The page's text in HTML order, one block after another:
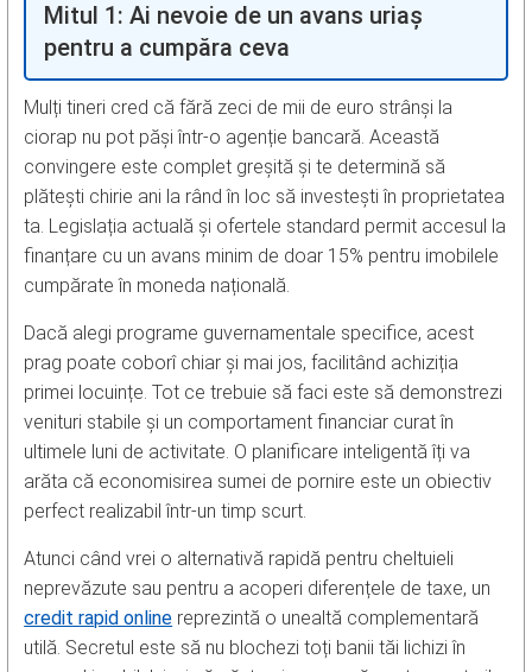
Mitul 1: Ai nevoie de un avans uriaș
pentru a cumpăra ceva
Mulți tineri cred că fără zeci de mii de euro strânși la
ciorap nu pot păși într-o agenție bancară. Această
convingere este complet greșită și te determină să
plătești chirie ani la rând în loc să investești în proprietatea
ta. Legislația actuală și ofertele standard permit accesul la
finanțare cu un avans minim de doar 15% pentru imobilele
cumpărate în moneda națională.
Dacă alegi programe guvernamentale specifice, acest
prag poate coborî chiar și mai jos, facilitând achiziția
primei locuințe. Tot ce trebuie să faci este să demonstrezi
venituri stabile și un comportament financiar curat în
ultimele luni de activitate. O planificare inteligentă îți va
arăta că economisirea sumei de pornire este un obiectiv
perfect realizabil într-un timp scurt.
Atunci când vrei o alternativă rapidă pentru cheltuieli
neprevăzute sau pentru a acoperi diferențele de taxe, un
credit rapid online reprezintă o unealtă complementară
utilă. Secretul este să nu blochezi toți banii tăi lichizi în